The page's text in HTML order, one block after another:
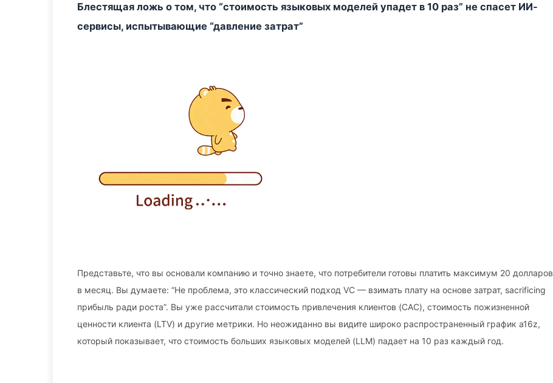
Блестящая ложь о том, что “стоимость языковых моделей упадет в 10 раз” не спасет ИИ-
сервисы, испытывающие “давление затрат”
Представьте, что вы основали компанию и точно знаете, что потребители готовы платить максимум 20 долларов
в месяц. Вы думаете: “Не проблема, это классический подход VC — взимать плату на основе затрат, sacrificing
прибыль ради роста”. Вы уже рассчитали стоимость привлечения клиентов (CAC), стоимость пожизненной
ценности клиента (LTV) и другие метрики. Но неожиданно вы видите широко распространенный график a16z,
который показывает, что стоимость больших языковых моделей (LLM) падает на 10 раз каждый год.